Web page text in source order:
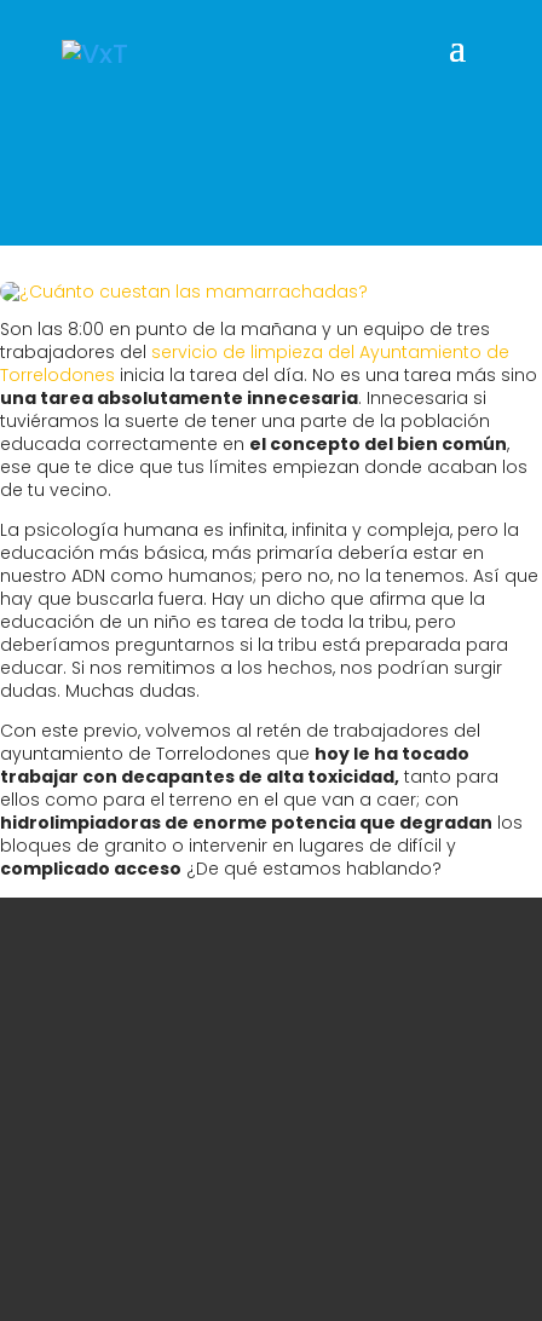
Son las 8:00 en punto de la mañana y un equipo de tres
trabajadores del servicio de limpieza del Ayuntamiento de
Torrelodones inicia la tarea del día. No es una tarea más sino
una tarea absolutamente innecesaria. Innecesaria si
tuviéramos la suerte de tener una parte de la población
educada correctamente en el concepto del bien común,
ese que te dice que tus límites empiezan donde acaban los
de tu vecino.
La psicología humana es infinita, infinita y compleja, pero la
educación más básica, más primaría debería estar en
nuestro ADN como humanos; pero no, no la tenemos. Así que
hay que buscarla fuera. Hay un dicho que afirma que la
educación de un niño es tarea de toda la tribu, pero
deberíamos preguntarnos si la tribu está preparada para
educar. Si nos remitimos a los hechos, nos podrían surgir
dudas. Muchas dudas.
Con este previo, volvemos al retén de trabajadores del
ayuntamiento de Torrelodones que hoy le ha tocado
trabajar con decapantes de alta toxicidad, tanto para
ellos como para el terreno en el que van a caer; con
hidrolimpiadoras de enorme potencia que degradan los
bloques de granito o intervenir en lugares de difícil y
complicado acceso ¿De qué estamos hablando?